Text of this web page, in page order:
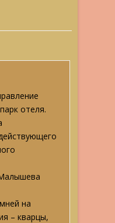
отеля.
на
– кварцы,